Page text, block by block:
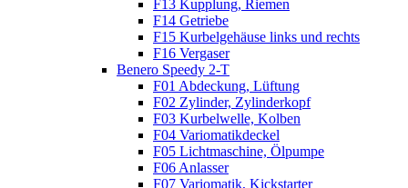
F13 Kupplung, Riemen
F14 Getriebe
F15 Kurbelgehäuse links und rechts
F16 Vergaser
Benero Speedy 2-T
F01 Abdeckung, Lüftung
F02 Zylinder, Zylinderkopf
F03 Kurbelwelle, Kolben
F04 Variomatikdeckel
F05 Lichtmaschine, Ölpumpe
F06 Anlasser
F07 Variomatik, Kickstarter